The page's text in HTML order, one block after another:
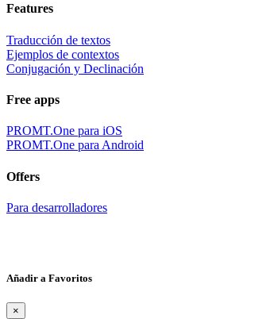
Features
Traducción de textos
Ejemplos de contextos
Conjugación y Declinación
Free apps
PROMT.One para iOS
PROMT.One para Android
Offers
Para desarrolladores
Añadir a Favoritos
×